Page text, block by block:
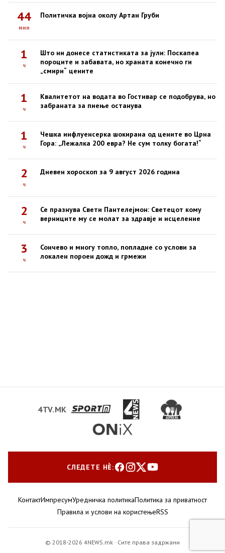
44
мин
Политичка војна околу Артан Груби
1
ч
Што ни донесе статистиката за јули: Поскапеа
пороците и забавата, но храната конечно ги
„смири“ цените
1
ч
Квалитетот на водата во Гостивар се подобрува, но
забраната за пиење останува
1
ч
Чешка инфлуенсерка шокирана од цените во Црна
Гора: „Лежалка 200 евра? Не сум толку богата!“
2
ч
Дневен хороскоп за 9 август 2026 година
2
ч
Се празнува Свети Пантелејмон: Светецот кому
верниците му се молат за здравје и исцеление
3
ч
Сончево и многу топло, попладне со услови за
локален пороен дожд и грмежи
4TV.MK
СЛЕДЕТЕ НЀ:
КонтактИмпресумУредничка политикаПолитика за приватност
Правила и услови на користењеRSS
© 2018-2026 4NEWS.mk · Сите права задржани